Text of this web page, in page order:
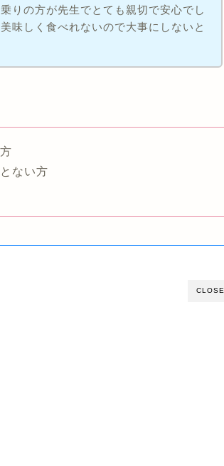
りの方が先生でとても親切で安心でし
味しく食べれないので大事にしないと
ない方
CLOSE